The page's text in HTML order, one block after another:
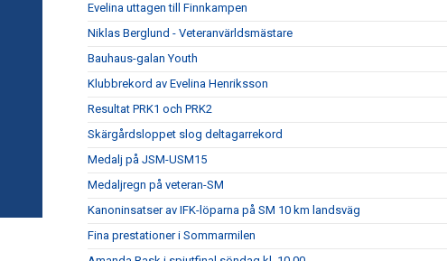
Evelina uttagen till Finnkampen
Niklas Berglund - Veteranvärldsmästare
Bauhaus-galan Youth
Klubbrekord av Evelina Henriksson
Resultat PRK1 och PRK2
Skärgårdsloppet slog deltagarrekord
Medalj på JSM-USM15
Medaljregn på veteran-SM
Kanoninsatser av IFK-löparna på SM 10 km landsväg
Fina prestationer i Sommarmilen